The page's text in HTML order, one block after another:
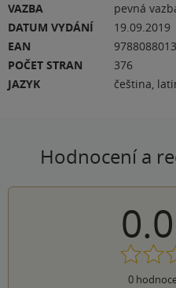
VAZBA
pevná
DATUM VYDÁNÍ
19.09.2019
EAN
POČET STRAN
376
JAZYK
čeština,
Hodnocení a
0.0
0